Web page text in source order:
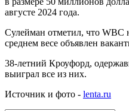
августе 2024 года.
Сулейман отметил, что WBC
среднем весе объявлен
38-летний Кроуфорд,
выиграл все из них.
Источник и фото - lenta.ru